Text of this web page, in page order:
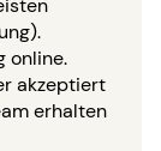
online.
akzeptiert
erhalten